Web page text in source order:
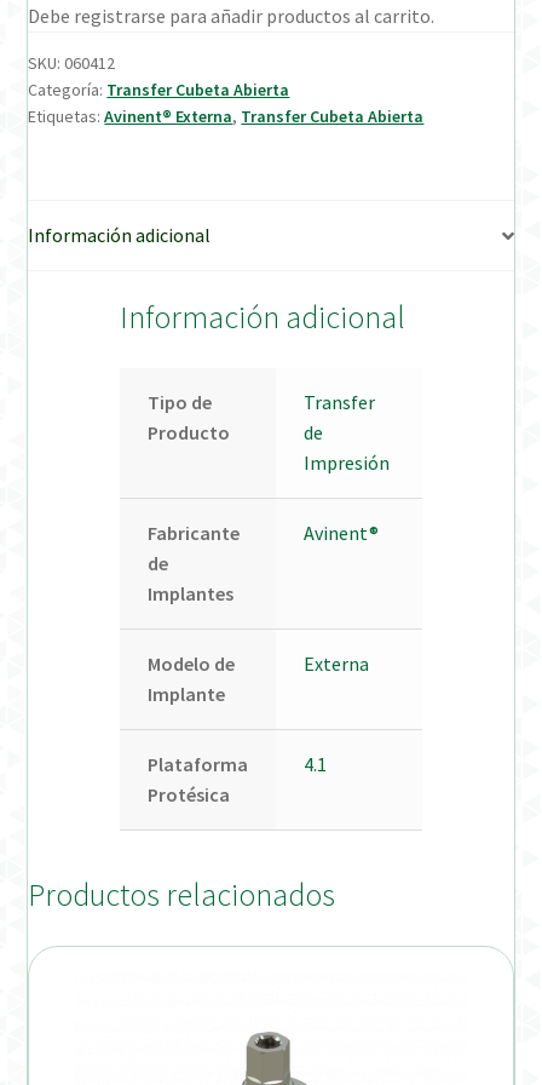
Verification Required
Welcome to DELTA Abutments | Tienda Online!
Debe registrarse para añadir productos al carrito.
SKU:060412
Categoría: Transfer Cubeta Abierta
Etiquetas:Avinent® Externa, Transfer Cubeta Abierta
Información adicional
Información adicional
Tipo de
Producto
Transfer
de
Impresión
Fabricante
de
Implantes
Avinent®
Modelo de
Implante
Externa
Plataforma
Protésica
4.1
Productos relacionados